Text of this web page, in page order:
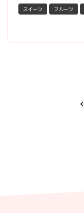
スイーツ フルーツ